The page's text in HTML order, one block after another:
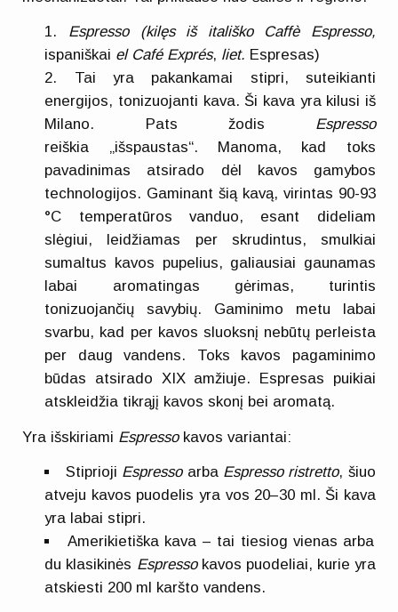
Espresso(kilęs iš itališko Caffè Espresso,
ispaniškai el Café Exprés, liet. Espresas)
Tai yra pakankamai stipri, suteikianti
energijos, tonizuojanti kava. Ši kava yra kilusi iš
Milano. Pats žodis Espresso
reiškia „išspaustas“. Manoma, kad toks
pavadinimas atsirado dėl kavos gamybos
technologijos. Gaminant šią kavą, virintas 90-93
°C temperatūros vanduo, esant dideliam
slėgiui, leidžiamas per skrudintus, smulkiai
sumaltus kavos pupelius, galiausiai gaunamas
labai aromatingas gėrimas, turintis
tonizuojančių savybių. Gaminimo metu labai
svarbu, kad per kavos sluoksnį nebūtų perleista
per daug vandens. Toks kavos pagaminimo
būdas atsirado XIX amžiuje. Espresas puikiai
atskleidžia tikrąjį kavos skonį bei aromatą.
Yra išskiriami Espresso kavos variantai:
Stiprioji Espressoarba Espresso ristretto, šiuo
atveju kavos puodelis yra vos 20–30 ml. Ši kava
yra labai stipri.
Amerikietiška kava – tai tiesiog vienas arba
du klasikinės Espressokavos puodeliai, kurie yra
atskiesti 200 ml karšto vandens.